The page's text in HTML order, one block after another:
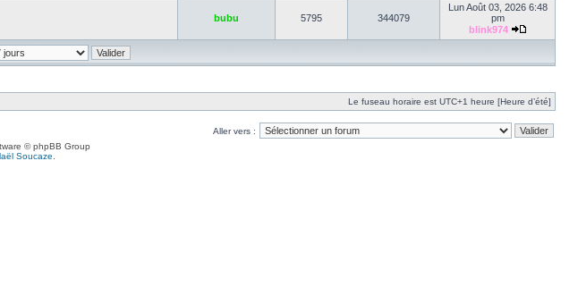
bubu 5795 344079
Lun Août 03, 2026 6:48
pm
blink974
Le fuseau horaire est UTC+1 heure [Heure d’été]
Aller vers :
© phpBB Group
Soucaze